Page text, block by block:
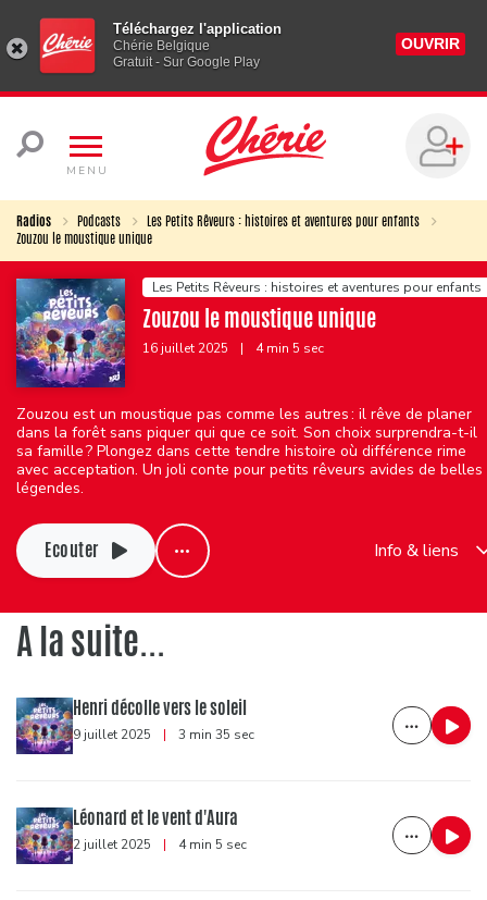
Téléchargez l'application
Chérie Belgique
Gratuit - Sur Google Play
OUVRIR
MENU
Radios Podcasts
Les Petits Rêveurs : histoires et aventures pour enfants
Zouzou le moustique unique
Les Petits Rêveurs : histoires et aventures pour enfants
Zouzou le moustique unique
16 juillet 2025 | 4 min 5 sec
Zouzou est un moustique pas comme les autres : il rêve de planer
dans la forêt sans piquer qui que ce soit. Son choix surprendra-t-il
sa famille ? Plongez dans cette tendre histoire où différence rime
avec acceptation. Un joli conte pour petits rêveurs avides de belles
légendes.
Ecouter Info & liens
A la suite...
Henri décolle vers le soleil
9 juillet 2025 | 3 min 35 sec
Léonard et le vent d'Aura
2 juillet 2025 | 4 min 5 sec